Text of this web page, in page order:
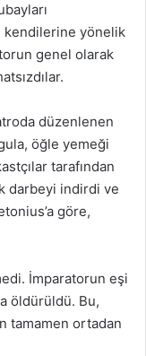
kendilerine yönelik
genel olarak
düzenlenen
öğle yemeği
tarafından
darbeyi indirdi ve
göre,
İmparatorun eşi
öldürüldü. Bu,
tamamen ortadan